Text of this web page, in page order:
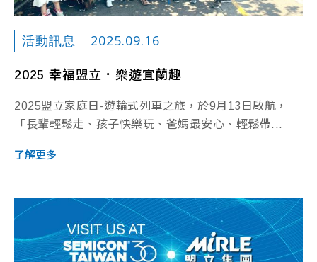
活動訊息 2025.09.16
2025 幸福盟立．樂遊宜蘭趣
2025盟立家庭日-遊輪式列車之旅，於9月13日啟航，
「長輩輕鬆走、孩子快樂玩、爸媽最安心、輕鬆帶...
了解更多